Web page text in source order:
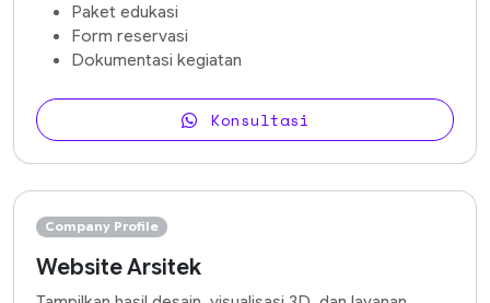
Paket edukasi
Form reservasi
Dokumentasi kegiatan
Konsultasi
Company Profile
Website Arsitek